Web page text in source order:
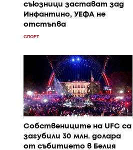
съюзници застават зад
Инфантино, УЕФА не
отстъпва
СПОРТ
Собствениците на UFC са
загубили 30 млн. долара
от събитието в Белия